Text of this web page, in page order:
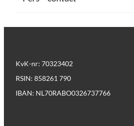
KvK-nr: 70323402
RSIN: 858261 790
IBAN: NL70RABO0326737766